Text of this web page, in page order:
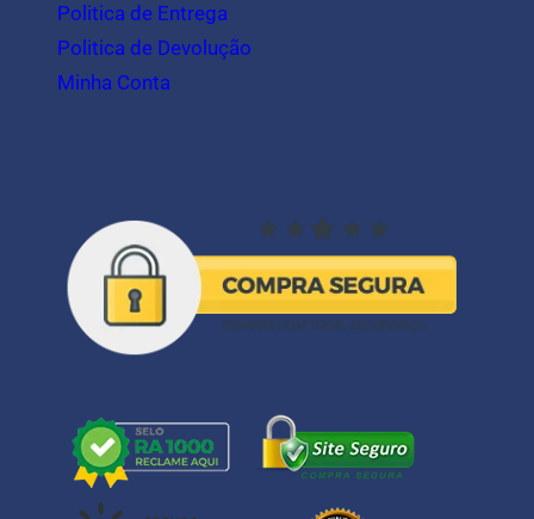
Politica de Entrega
Politica de Devolução
Minha Conta